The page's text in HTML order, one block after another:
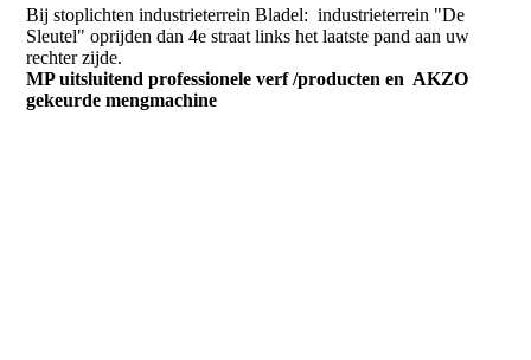
Bij stoplichten industrieterrein Bladel: industrieterrein "De
Sleutel" oprijden dan 4e straat links het laatste pand aan uw
rechter zijde.
MP uitsluitend professionele verf /producten en AKZO
gekeurde mengmachine